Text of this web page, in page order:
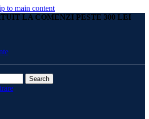
to main content
LA COMENZI PESTE 300 LEI
Search